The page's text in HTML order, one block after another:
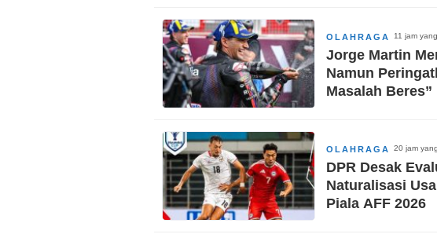
OLAHRAGA 11 jam
Jorge Martin
Namun
Masalah Beres”
OLAHRAGA 20 jam
DPR Desak
Naturalisasi
Piala AFF 2026